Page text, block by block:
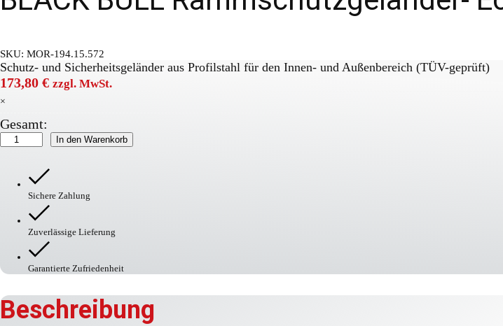
SKU: MOR-194.15.572
Schutz- und Sicherheitsgeländer aus Profilstahl für den Innen- und Außenbereich (TÜV-geprüft)
173,80 € zzgl. MwSt.
×
Gesamt:
BLACK
BULL
Eckpfosten
90°für
In den Warenkorb
Sichere Zahlung
Zuverlässige Lieferung
Garantierte Zufriedenheit
Beschreibung